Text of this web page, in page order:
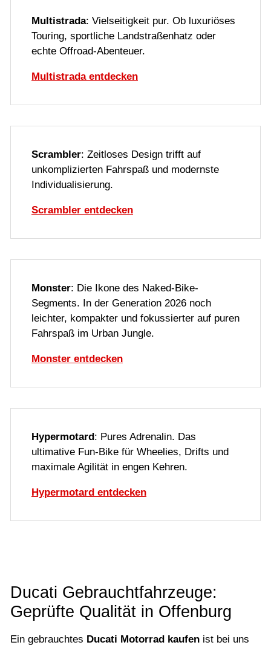
Multistrada: Vielseitigkeit pur. Ob luxuriöses
Touring, sportliche Landstraßenhatz oder
echte Offroad-Abenteuer.
Multistrada entdecken
Scrambler: Zeitloses Design trifft auf
unkomplizierten Fahrspaß und modernste
Individualisierung.
Scrambler entdecken
Monster: Die Ikone des Naked-Bike-
Segments. In der Generation 2026 noch
leichter, kompakter und fokussierter auf puren
Fahrspaß im Urban Jungle.
Monster entdecken
Hypermotard : Pures Adrenalin. Das
ultimative Fun-Bike für Wheelies, Drifts und
maximale Agilität in engen Kehren.
Hypermotard entdecken
Ducati Gebrauchtfahrzeuge:
Geprüfte Qualität in Offenburg
Ein gebrauchtes Ducati Motorrad kaufen ist bei uns